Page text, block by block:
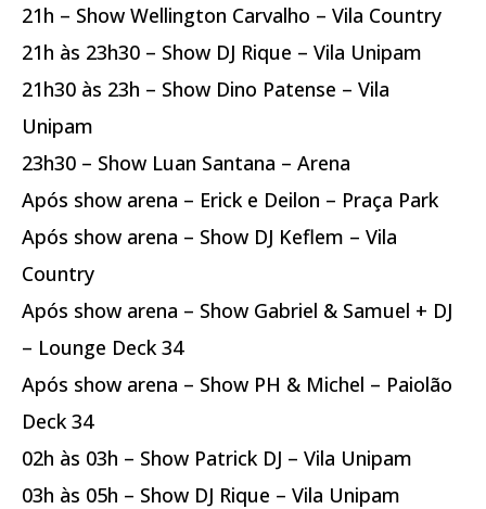
21h – Show Wellington Carvalho – Vila Country
21h às 23h30 – Show DJ Rique – Vila Unipam
21h30 às 23h – Show Dino Patense – Vila
Unipam
23h30 – Show Luan Santana – Arena
Após show arena – Erick e Deilon – Praça Park
Após show arena – Show DJ Keflem – Vila
Country
Após show arena – Show Gabriel & Samuel + DJ
– Lounge Deck 34
Após show arena – Show PH & Michel – Paiolão
Deck 34
02h às 03h – Show Patrick DJ – Vila Unipam
03h às 05h – Show DJ Rique – Vila Unipam